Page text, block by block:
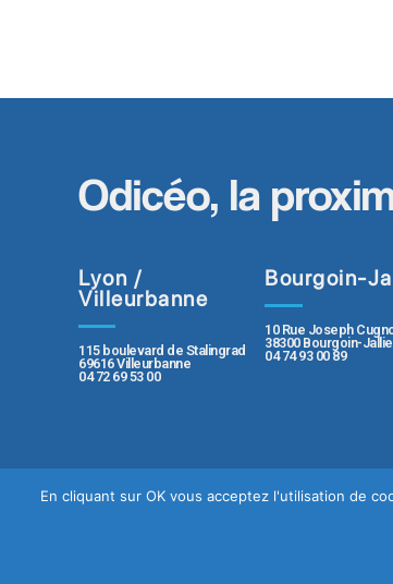
Odicéo, la
Lyon /
Villeurbanne
115 boulevard de Stalingrad
69616 Villeurbanne
04 72 69 53 00
Bourgoin-
10 Rue Joseph
38300 Bourgoin-
04 74 93 00 89
Politique de
En cliquant sur OK vous acceptez l'utilisation de